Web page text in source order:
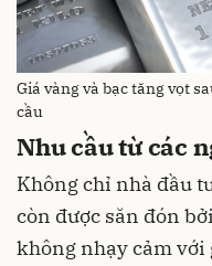
Giá vàng và bạc tăng vọt
cầu
Nhu cầu từ các
Không chỉ nhà đầu
còn được săn đón
không nhạy cảm